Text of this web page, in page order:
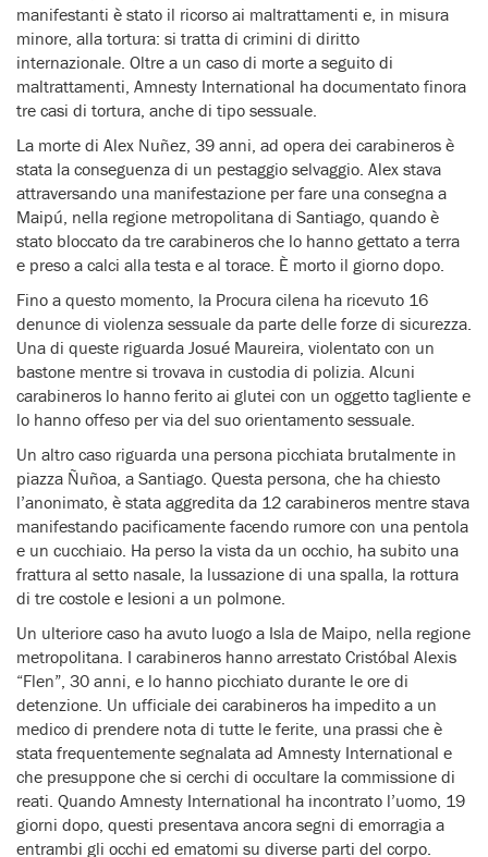
manifestanti è stato il ricorso ai maltrattamenti e, in misura
minore, alla tortura: si tratta di crimini di diritto
internazionale. Oltre a un caso di morte a seguito di
maltrattamenti, Amnesty International ha documentato finora
tre casi di tortura, anche di tipo sessuale.
La morte di Alex Nuñez, 39 anni, ad opera dei carabineros è
stata la conseguenza di un pestaggio selvaggio. Alex stava
attraversando una manifestazione per fare una consegna a
Maipú, nella regione metropolitana di Santiago, quando è
stato bloccato da tre carabineros che lo hanno gettato a terra
e preso a calci alla testa e al torace. È morto il giorno dopo.
Fino a questo momento, la Procura cilena ha ricevuto 16
denunce di violenza sessuale da parte delle forze di sicurezza.
Una di queste riguarda Josué Maureira, violentato con un
bastone mentre si trovava in custodia di polizia. Alcuni
carabineros lo hanno ferito ai glutei con un oggetto tagliente e
lo hanno offeso per via del suo orientamento sessuale.
Un altro caso riguarda una persona picchiata brutalmente in
piazza Ñuñoa, a Santiago. Questa persona, che ha chiesto
l’anonimato, è stata aggredita da 12 carabineros mentre stava
manifestando pacificamente facendo rumore con una pentola
e un cucchiaio. Ha perso la vista da un occhio, ha subito una
frattura al setto nasale, la lussazione di una spalla, la rottura
di tre costole e lesioni a un polmone.
Un ulteriore caso ha avuto luogo a Isla de Maipo, nella regione
metropolitana. I carabineros hanno arrestato Cristóbal Alexis
“Flen”, 30 anni, e lo hanno picchiato durante le ore di
detenzione. Un ufficiale dei carabineros ha impedito a un
medico di prendere nota di tutte le ferite, una prassi che è
stata frequentemente segnalata ad Amnesty International e
che presuppone che si cerchi di occultare la commissione di
reati. Quando Amnesty International ha incontrato l’uomo, 19
giorni dopo, questi presentava ancora segni di emorragia a
entrambi gli occhi ed ematomi su diverse parti del corpo.